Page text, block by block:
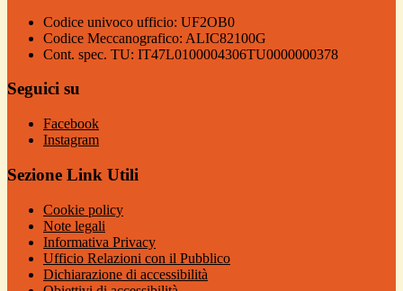
Codice univoco ufficio: UF2OB0
Codice Meccanografico: ALIC82100G
Cont. spec. TU: IT47L0100004306TU0000000378
Seguici su
Facebook
Instagram
Sezione Link Utili
Cookie policy
Note legali
Informativa Privacy
Ufficio Relazioni con il Pubblico
Dichiarazione di accessibilità